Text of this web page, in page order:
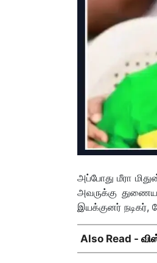
அப்போது மீரா
அவருக்கு
இயக்குனர் நடிகர்,
Also Read -